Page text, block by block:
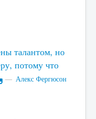
талантом, но
потому что
Алекс Фергюсон